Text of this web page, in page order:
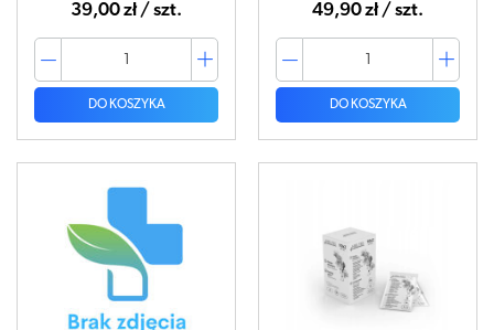
39,00 zł / szt.
DO KOSZYKA
49,90 zł / szt.
DO KOSZYKA